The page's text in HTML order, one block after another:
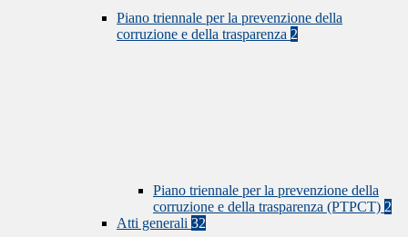
Piano triennale per la prevenzione della
corruzione e della trasparenza 2
Piano triennale per la prevenzione della
corruzione e della trasparenza (PTPCT) 2
Atti generali 32